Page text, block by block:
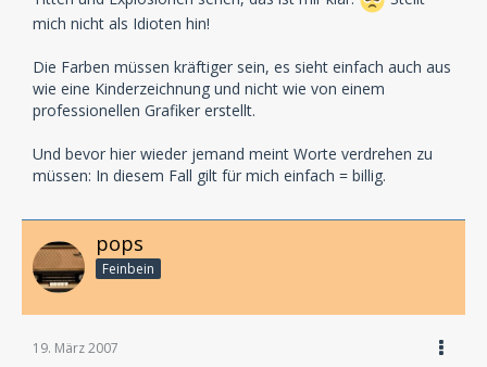
mich nicht als Idioten hin!
Die Farben müssen kräftiger sein, es sieht einfach auch aus
wie eine Kinderzeichnung und nicht wie von einem
professionellen Grafiker erstellt.
Und bevor hier wieder jemand meint Worte verdrehen zu
müssen: In diesem Fall gilt für mich einfach = billig.
pops
Feinbein
19. März 2007